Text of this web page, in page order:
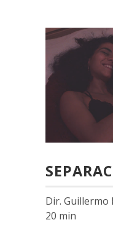
Dir. Guillermo
20 min